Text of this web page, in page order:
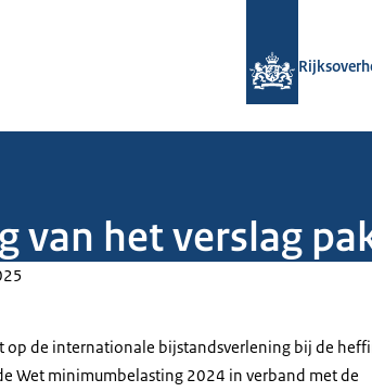
van het verslag
op de internationale bijstandsverlening bij de
Wet minimumbelasting 2024 in verband met de